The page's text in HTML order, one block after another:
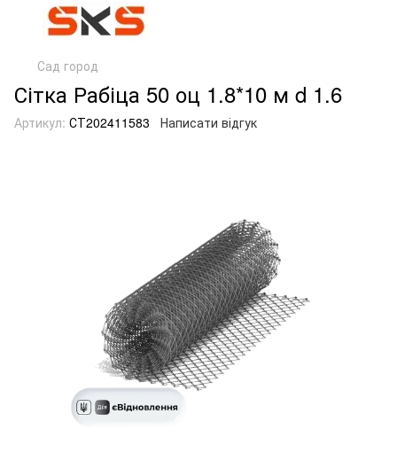
Сад город
Сітка Рабіца 50 оц 1.8*10 м d 1.6
Артикул: СТ202411583 Написати відгук